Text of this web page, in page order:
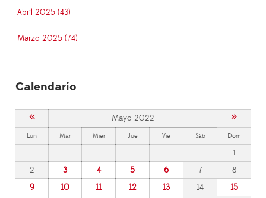
Abril 2025 (43)
Marzo 2025 (74)
Calendario
« Mayo 2022 »
Lun Mar Mier Jue Vie Sáb Dom
1
2
3 4 5 6 7
8
9
10 11 12 13 14
15